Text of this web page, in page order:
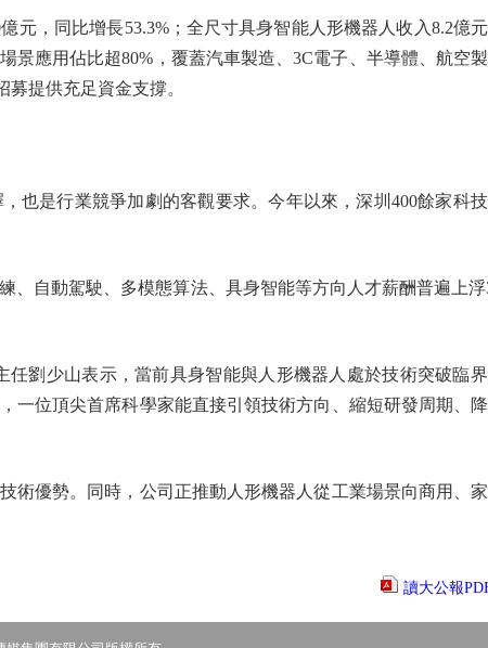
，同比增長53.3%；全尺寸具身智能人形機器人收入8.2億
景應用佔比超80%，覆蓋汽車製造、3C電子、半導體、航空
提供充足資金支撐。
是行業競爭加劇的客觀要求。今年以來，深圳400餘家科
自動駕駛、多模態算法、具身智能等方向人才薪酬普遍上浮
少山表示，當前具身智能與人形機器人處於技術突破臨界
一位頂尖首席科學家能直接引領技術方向、縮短研發周期、
優勢。同時，公司正推動人形機器人從工業場景向商用、
讀大公報